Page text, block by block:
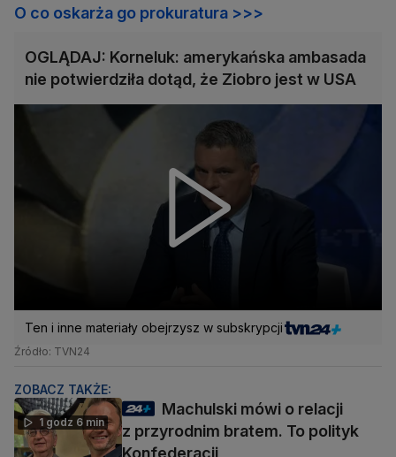
O co oskarża go prokuratura >>>
OGLĄDAJ: Korneluk: amerykańska ambasada
nie potwierdziła dotąd, że Ziobro jest w USA
Ten i inne materiały obejrzysz w subskrypcji
Źródło: TVN24
ZOBACZ TAKŻE:
1 godz 6 min
Machulski mówi o relacji
z przyrodnim bratem. To polityk